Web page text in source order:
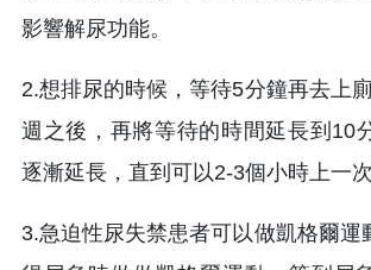
影響解尿功能。
2.想排尿的時候，等待5分鐘再去上
週之後，再將等待的時間延長到10
逐漸延長，直到可以2-3個小時上一次
3.急迫性尿失禁患者可以做凱格爾運